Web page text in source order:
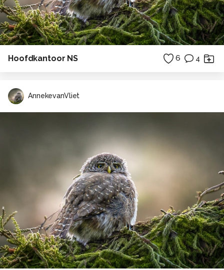
Hoofdkantoor NS 6 4
AnnekevanVliet